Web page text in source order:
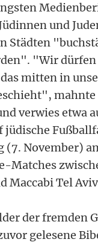
und
Städten
"Wir
mitten in
verwies etwa
(7. November)
Matches
Maccabi Tel
der fremden
gelesene